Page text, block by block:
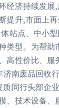
经济持续发展
提升,市面上
站点、中小
类型。为帮助
高性价比、服
南废品回收
同行头部企
、技术设备、